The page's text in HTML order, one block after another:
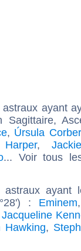
astraux ayant
Sagittaire,
, Úrsula
,
... Voir tous
astraux ayant
: Eminem
Jacqueline
Hawking,